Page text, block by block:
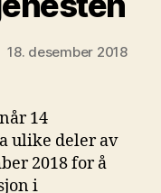
18. desember 2018
14
ulike deler av
2018 for å
i